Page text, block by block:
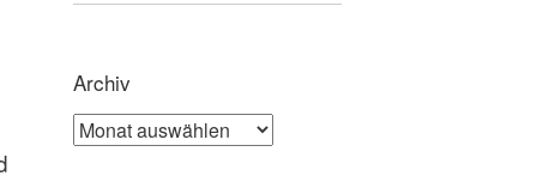
Archiv
Archiv